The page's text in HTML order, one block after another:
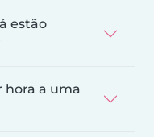
estão
hora a uma